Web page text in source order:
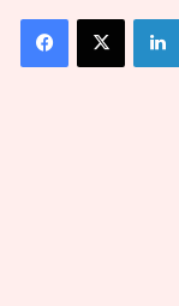
courriel
FacebookX